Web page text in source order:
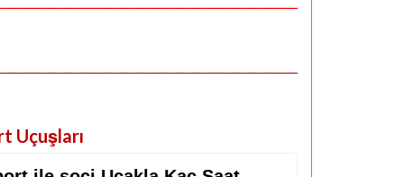
Uçuşları